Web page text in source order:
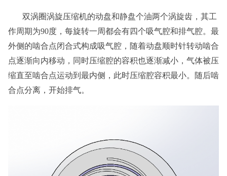
双涡圈涡旋压缩机的动盘和静盘个油两个涡旋齿，其工
作周期为90度，每旋转一周都会有四个吸气腔和排气腔。最
外侧的啮合点闭合式构成吸气腔，随着动盘顺时针转动啮合
点逐渐向内移动，同时压缩腔的容积也逐渐减小，气体被压
缩直至啮合点运动到最内侧，此时压缩腔容积最小。随后啮
合点分离，开始排气。